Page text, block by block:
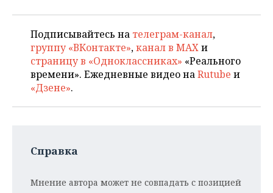
Подписывайтесь на телеграм-канал,
группу «ВКонтакте»,канал в MAXи
страницу в «Одноклассниках» «Реального
времени». Ежедневные видео наRutube и
«Дзене».
Справка
Мнение автора может не совпадать с позицией